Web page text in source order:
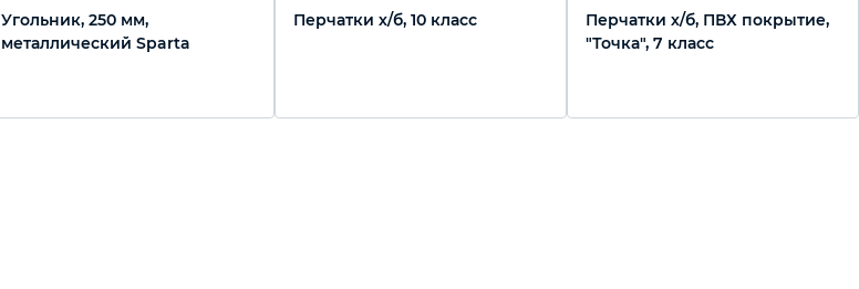
Угольник, 250 мм,
металлический Sparta
Перчатки х/б, 10 класс
Перчатки х/б, ПВХ покрытие,
"Точка", 7 класс